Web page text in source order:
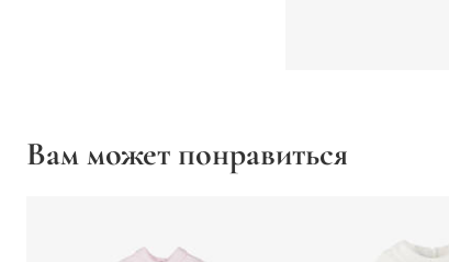
Вам может понравиться